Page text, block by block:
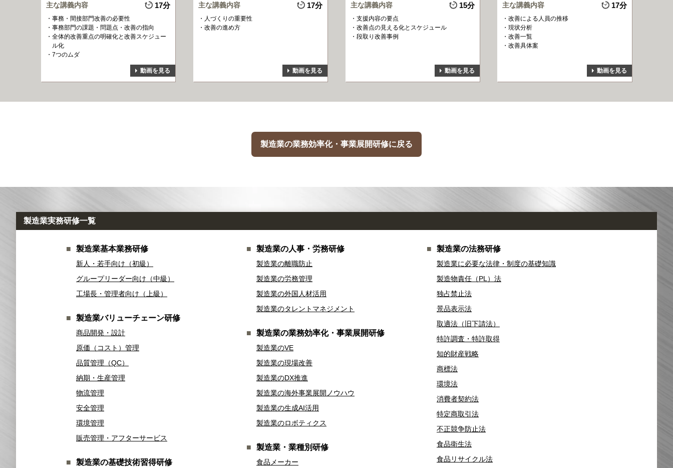
主な講義内容 17分
事務・間接部門改善の必要性
事務部門の課題・問題点・改善の指向
全体的改善重点の明確化と改善スケジュー
ル化
7つのムダ
動画を見る
主な講義内容 17分
人づくりの重要性
改善の進め方
動画を見る
主な講義内容 15分
支援内容の要点
改善点の見える化とスケジュール
段取り改善事例
動画を見る
主な講義内容 17分
改善による人員の推移
現状分析
改善一覧
改善具体案
動画を見る
製造業の業務効率化・事業展開研修に戻る
製造業実務研修一覧
製造業基本業務研修
新人・若手向け（初級）
グループリーダー向け（中級）
工場長・管理者向け（上級）
製造業バリューチェーン研修
商品開発・設計
原価（コスト）管理
品質管理（QC）
納期・生産管理
物流管理
安全管理
環境管理
販売管理・アフターサービス
製造業の基礎技術習得研修
製造業の人事・労務研修
製造業の離職防止
製造業の労務管理
製造業の外国人材活用
製造業のタレントマネジメント
製造業の業務効率化・事業展開研修
製造業のVE
製造業の現場改善
製造業のDX推進
製造業の海外事業展開ノウハウ
製造業の生成AI活用
製造業のロボティクス
製造業・業種別研修
食品メーカー
製造業の法務研修
製造業に必要な法律・制度の基礎知識
製造物責任（PL）法
独占禁止法
景品表示法
取適法（旧下請法）
特許調査・特許取得
知的財産戦略
商標法
環境法
消費者契約法
特定商取引法
不正競争防止法
食品衛生法
食品リサイクル法